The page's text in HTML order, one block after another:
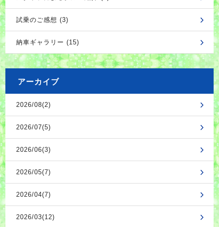
試乗のご感想 (3)
納車ギャラリー (15)
アーカイブ
2026/08(2)
2026/07(5)
2026/06(3)
2026/05(7)
2026/04(7)
2026/03(12)